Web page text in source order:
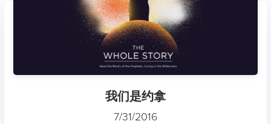
我们是约拿
7/31/2016